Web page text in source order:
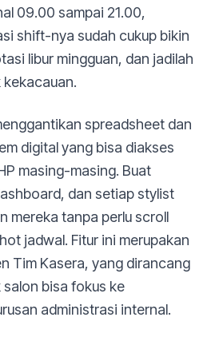
09.00 sampai 21.00,
shift-nya sudah cukup bikin
libur mingguan, dan jadilah
kekacauan.
spreadsheet dan
digital yang bisa diakses
masing-masing. Buat
dan setiap stylist
mereka tanpa perlu scroll
jadwal. Fitur ini merupakan
Tim Kasera, yang dirancang
salon bisa fokus ke
administrasi internal.